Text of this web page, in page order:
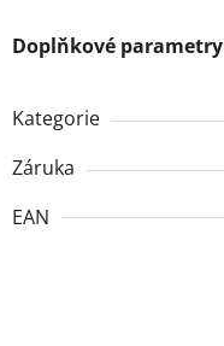
Doplňkové parametry
Kategorie
Záruka
EAN